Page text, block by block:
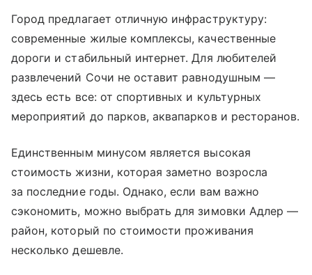
Город предлагает отличную инфраструктуру:
современные жилые комплексы, качественные
дороги и стабильный интернет. Для любителей
развлечений Сочи не оставит равнодушным —
здесь есть все: от спортивных и культурных
мероприятий до парков, аквапарков и ресторанов.
Единственным минусом является высокая
стоимость жизни, которая заметно возросла
за последние годы. Однако, если вам важно
сэкономить, можно выбрать для зимовки Адлер —
район, который по стоимости проживания
несколько дешевле.